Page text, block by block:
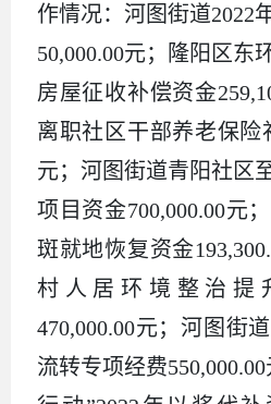
作情况：河图街道2022
50,000.00元；隆阳区东
房屋征收补偿资金
离职社区干部养老保险
元；河图街道青阳社区
项目资金700,000.00元
斑就地恢复资金
村人居环境整治提
470,000.00元；河图街
流转专项经费